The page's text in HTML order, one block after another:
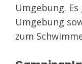
Umgebung.
Umgebung
zum